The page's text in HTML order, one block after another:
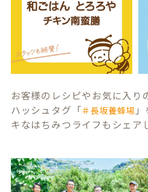
お客様のレシピやお気に入り
ハッシュタグ「＃長坂養蜂場
キなはちみつライフもシェア